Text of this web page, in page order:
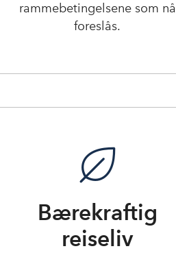
rammebetingelsene som nå
foreslås.
Bærekraftig
reiseliv